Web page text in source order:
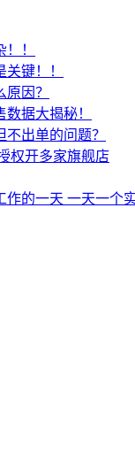
！
键！！
因？
据大揭秘！
出单的问题？
权开多家旗舰店
作的一天 一天一